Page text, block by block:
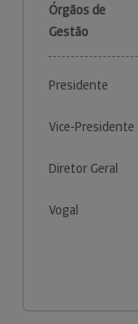
Órgãos de
Gestão
Presidente
Vice-Presidente
Diretor Geral
Vogal